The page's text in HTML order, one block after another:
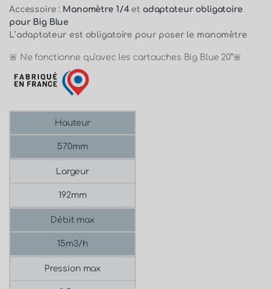
Accessoire : Manomètre 1/4et adaptateur obligatoire
pour Big Blue
L’adaptateur est obligatoire pour poser le manomètre
🚨 Ne fonctionne qu’avec les cartouches Big Blue 20”🚨
Hauteur
570mm
Largeur
192mm
Débit max
15m3/h
Pression max